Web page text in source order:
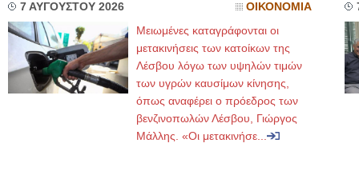
7 ΑΥΓΟΥΣΤΟΥ 2026 ΟΙΚΟΝΟΜΙΑ
Μειωμένες καταγράφονται οι
μετακινήσεις των κατοίκων της
Λέσβου λόγω των υψηλών τιμών
των υγρών καυσίμων κίνησης,
όπως αναφέρει ο πρόεδρος των
βενζινοπωλών Λέσβου, Γιώργος
Μάλλης. «Οι μετακινήσε...